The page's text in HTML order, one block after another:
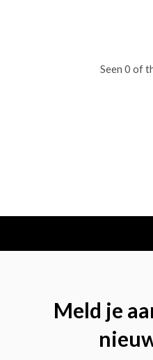
Seen 0 of
Meld je